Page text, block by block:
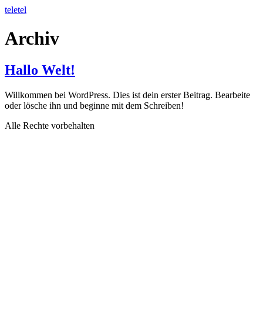
Zum
springen
teletel
Archiv
Hallo Welt!
Willkommen bei WordPress. Dies ist dein erster Beitrag. Bearbeite
oder lösche ihn und beginne mit dem Schreiben!
Alle Rechte vorbehalten